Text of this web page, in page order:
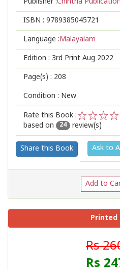
Publisher :Chintha
ISBN : 9789385045721
Language :Malayalam
Edition : 3rd Print Aug 2022
Page(s) : 208
Condition : New
Rate this Book :
3
2
1
based on
24 review(s)
Share this Book Ask to
Add to
Printed
Rs
Rs